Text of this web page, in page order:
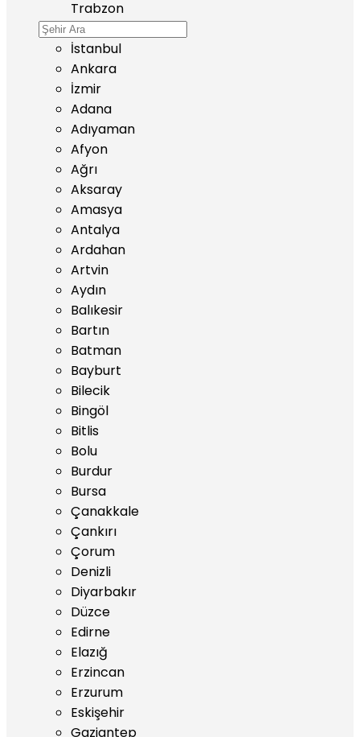
Trabzon
İstanbul
Ankara
İzmir
Adana
Adıyaman
Afyon
Ağrı
Aksaray
Amasya
Antalya
Ardahan
Artvin
Aydın
Balıkesir
Bartın
Batman
Bayburt
Bilecik
Bingöl
Bitlis
Bolu
Burdur
Bursa
Çanakkale
Çankırı
Çorum
Denizli
Diyarbakır
Düzce
Edirne
Elazığ
Erzincan
Erzurum
Eskişehir
Gaziantep